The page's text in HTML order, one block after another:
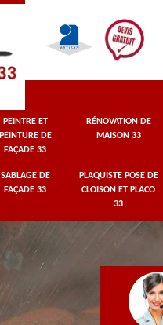
PEINTRE ET
PEINTURE DE
FAÇADE 33
RÉNOVATION DE
MAISON 33
SABLAGE DE
FAÇADE 33
PLAQUISTE POSE DE
CLOISON ET PLACO
33